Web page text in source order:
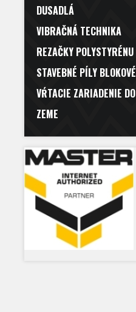
DUSADLÁ
VIBRAČNÁ TECHNIKA
REZAČKY POLYSTYRÉNU
STAVEBNÉ PÍLY BLOKOVÉ
VŔTACIE ZARIADENIE DO
ZEME